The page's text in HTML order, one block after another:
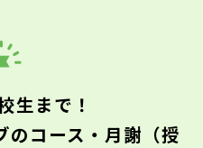
生まで！
のコース・月謝（授